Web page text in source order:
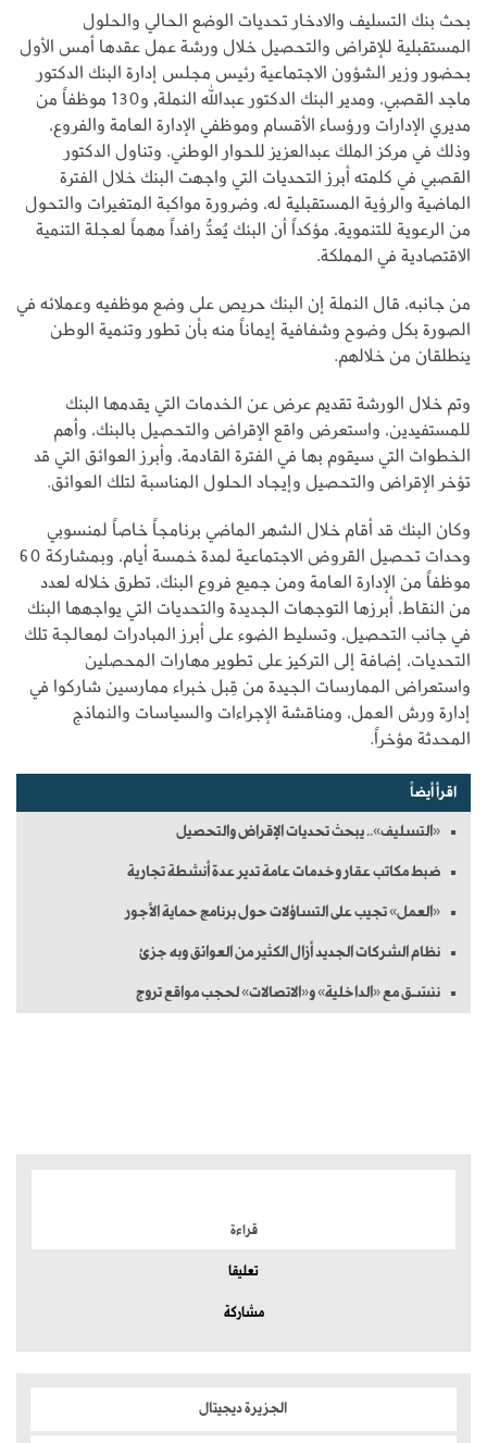
بحث بنك التسليف والادخار تحديات الوضع الحالي والحلول
المستقبلية للإقراض والتحصيل خلال ورشة عمل عقدها أمس الأول
بحضور وزير الشؤون الاجتماعية رئيس مجلس إدارة البنك الدكتور
ماجد القصبي، ومدير البنك الدكتور عبدالله النملة, و130 موظفاً من
مديري الإدارات ورؤساء الأقسام وموظفي الإدارة العامة والفروع،
وذلك في مركز الملك عبدالعزيز للحوار الوطني. وتناول الدكتور
القصبي في كلمته أبرز التحديات التي واجهت البنك خلال الفترة
الماضية والرؤية المستقبلية له، وضرورة مواكبة المتغيرات والتحول
من الرعوية للتنموية، مؤكداً أن البنك يُعدُّ رافداً مهماً لعجلة التنمية
الاقتصادية في المملكة.
من جانبه، قال النملة إن البنك حريص على وضع موظفيه وعملائه في
الصورة بكل وضوح وشفافية إيماناً منه بأن تطور وتنمية الوطن
ينطلقان من خلالهم.
وتم خلال الورشة تقديم عرض عن الخدمات التي يقدمها البنك
للمستفيدين، واستعرض واقع الإقراض والتحصيل بالبنك، وأهم
الخطوات التي سيقوم بها في الفترة القادمة، وأبرز العوائق التي قد
تؤخر الإقراض والتحصيل وإيجاد الحلول المناسبة لتلك العوائق.
وكان البنك قد أقام خلال الشهر الماضي برنامجاً خاصاً لمنسوبي
وحدات تحصيل القروض الاجتماعية لمدة خمسة أيام، وبمشاركة 60
موظفاً من الإدارة العامة ومن جميع فروع البنك، تطرق خلاله لعدد
من النقاط، أبرزها التوجهات الجديدة والتحديات التي يواجهها البنك
في جانب التحصيل، وتسليط الضوء على أبرز المبادرات لمعالجة تلك
التحديات، إضافة إلى التركيز على تطوير مهارات المحصلين
واستعراض الممارسات الجيدة من قِبل خبراء ممارسين شاركوا في
إدارة ورش العمل، ومناقشة الإجراءات والسياسات والنماذج
المحدثة مؤخراً.
اقرأ أيضاً
«التسليف».. يبحث تحديات الإقراض والتحصيل
ضبط مكاتب عقار وخدمات عامة تدير عدة أنشطة تجارية
«العمل» تجيب على التساؤلات حول برنامج حماية الأجور
نظام الشركات الجديد أزال الكثير من العوائق وبه جزئ
ننسّـق مع «الداخلية» و«الاتصالات» لحجب مواقع تروج
قراءة
تعليقا
مشاركة
الجزيرة ديجيتال